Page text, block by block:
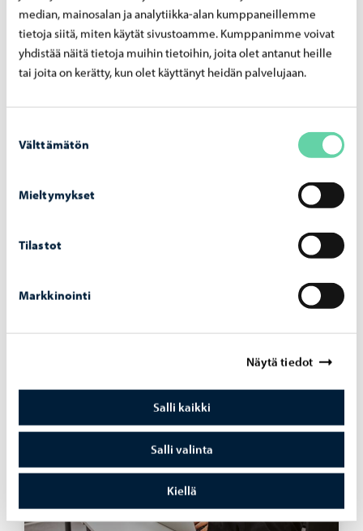
median, mainosalan ja analytiikka-alan kumppaneillemme
tietoja siitä, miten käytät sivustoamme. Kumppanimme voivat
yhdistää näitä tietoja muihin tietoihin, joita olet antanut heille
tai joita on kerätty, kun olet käyttänyt heidän palvelujaan.
valinta
Välttämätön
Mieltymykset
Tilastot
Markkinointi
Näytä tiedot
Salli kaikki
Salli valinta
Kiellä
Opetus ja koulutus-06.08.2026
käyn­nis­sä
Hu­le­ve­si­mak­su­jen las­ku­tus alkaa syys­kuus­sa